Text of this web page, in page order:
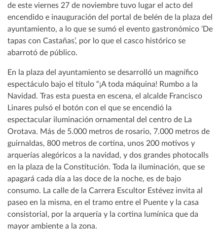
de este viernes 27 de noviembre tuvo lugar el acto del
encendido e inauguración del portal de belén de la plaza del
ayuntamiento, a lo que se sumó el evento gastronómico ‘De
tapas con Castañas’, por lo que el casco histórico se
abarrotó de público.
En la plaza del ayuntamiento se desarrolló un magnífico
espectáculo bajo el título “¡A toda máquina! Rumbo a la
Navidad. Tras esta puesta en escena, el alcalde Francisco
Linares pulsó el botón con el que se encendió la
espectacular iluminación ornamental del centro de La
Orotava. Más de 5.000 metros de rosario, 7.000 metros de
guirnaldas, 800 metros de cortina, unos 200 motivos y
arquerías alegóricos a la navidad, y dos grandes photocalls
en la plaza de la Constitución. Toda la iluminación, que se
apagará cada día a las doce de la noche, es de bajo
consumo. La calle de la Carrera Escultor Estévez invita al
paseo en la misma, en el tramo entre el Puente y la casa
consistorial, por la arquería y la cortina lumínica que da
mayor ambiente a la zona.